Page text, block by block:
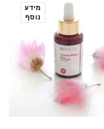
מידע
נוסף